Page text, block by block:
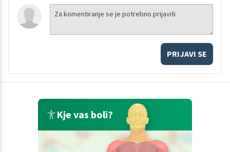
PRIJAVI SE
Kje vas boli?